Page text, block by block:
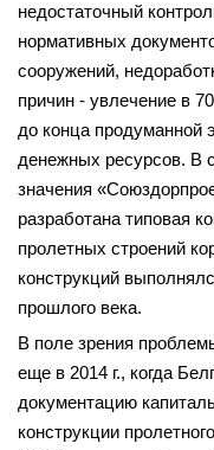
недостаточный
нормативных
сооружений,
причин - увлечение в
до конца продуманной
денежных ресурсов. В
значения
разработана типовая
пролетных строений
конструкций
прошлого века.
В поле зрения
еще в 2014 г., когда
документацию
конструкции